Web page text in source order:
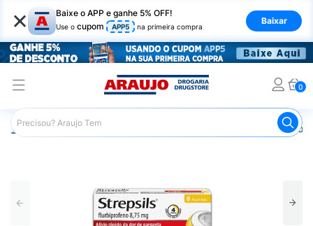
× Baixe o APP e ganhe 5% OFF!
Use o cupom APP5 na primeira compra
Baixar
0
Araujo Medicamentos Remédio